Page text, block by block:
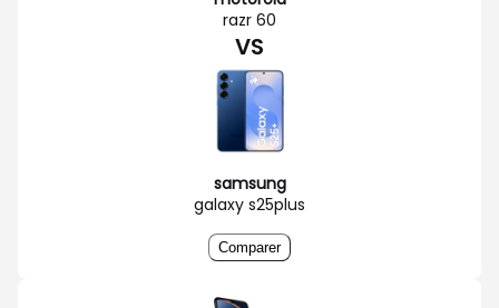
razr 60
VS
samsung
galaxy s25plus
Comparer